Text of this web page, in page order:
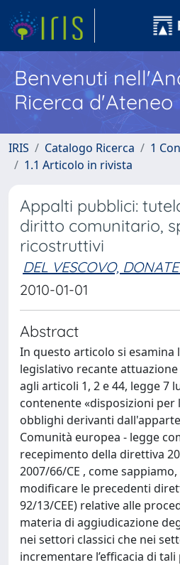
Benvenuti
Ricerca d'Ateneo
IRIS Catalogo Ricerca
1
1.1 Articolo in rivista
Appalti pubblici:
diritto comunitario,
ricostruttivi
DEL VESCOVO,
2010-01-01
Abstract
In questo articolo si esamina
legislativo recante
agli articoli 1, 2 e 44, legge 7
contenente «disposizioni
obblighi derivanti
Comunità europea - legge
recepimento della direttiva
2007/66/CE , come
modificare le precedenti
92/13/CEE) relative alle
materia di aggiudicazione
nei settori classici che nei
incrementare l’efficacia di